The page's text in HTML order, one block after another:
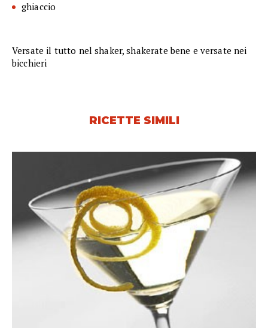
ghiaccio
Versate il tutto nel shaker, shakerate bene e versate nei
bicchieri
RICETTE SIMILI